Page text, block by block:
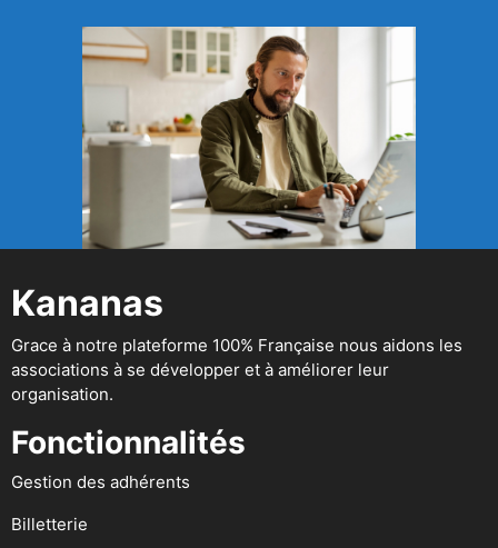
Kananas
Grace à notre plateforme 100% Française nous aidons les
associations à se développer et à améliorer leur
organisation.
Fonctionnalités
Gestion des adhérents
Billetterie